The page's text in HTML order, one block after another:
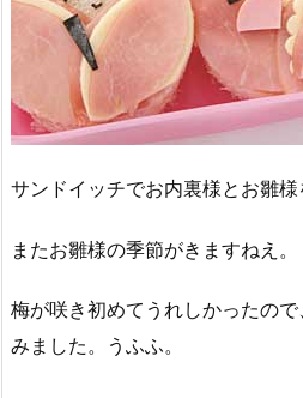
サンドイッチでお内裏様とお雛様
またお雛様の季節がきますねえ。
梅が咲き初めてうれしかったの
みました。うふふ。